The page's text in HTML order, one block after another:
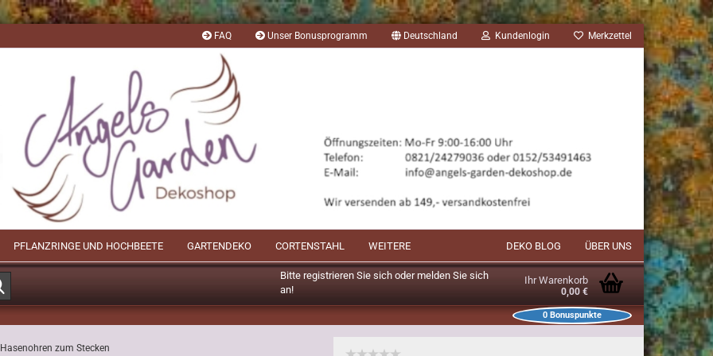
FAQ Unser Bonusprogramm Deutschland Kundenlogin Merkzettel
Bitte registrieren Sie sich oder melden Sie sich
an!
Ihr Warenkorb
0,00 €
0 Bonuspunkte
PFLANZRINGE UND HOCHBEETE GARTENDEKO CORTENSTAHL DEKO BLOG ÜBER UNS
WEITERE
zum Stecken